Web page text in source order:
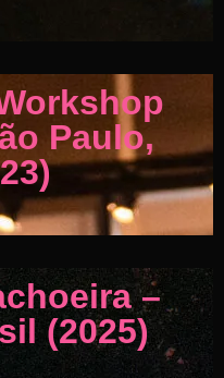
Paulo,
–
(2025)